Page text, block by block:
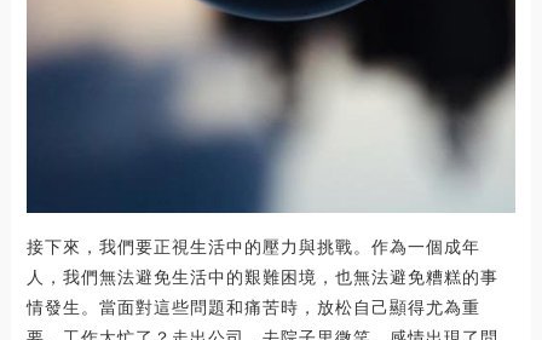
接下來，我們要正視生活中的壓力與挑戰。作為一個成年
人，我們無法避免生活中的艱難困境，也無法避免糟糕的事
情發生。當面對這些問題和痛苦時，放松自己顯得尤為重